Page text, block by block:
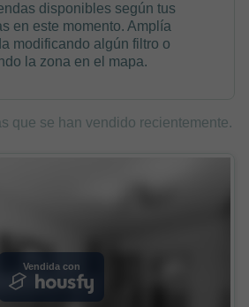
disponibles según tus
en este momento. Amplía
modificando algún filtro o
la zona en el mapa.
que se han vendido recientemente.
Vendida con